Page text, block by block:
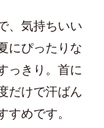
、気持ちいい
にぴったりな
っきり。首に
だけで汗ばん
めです。